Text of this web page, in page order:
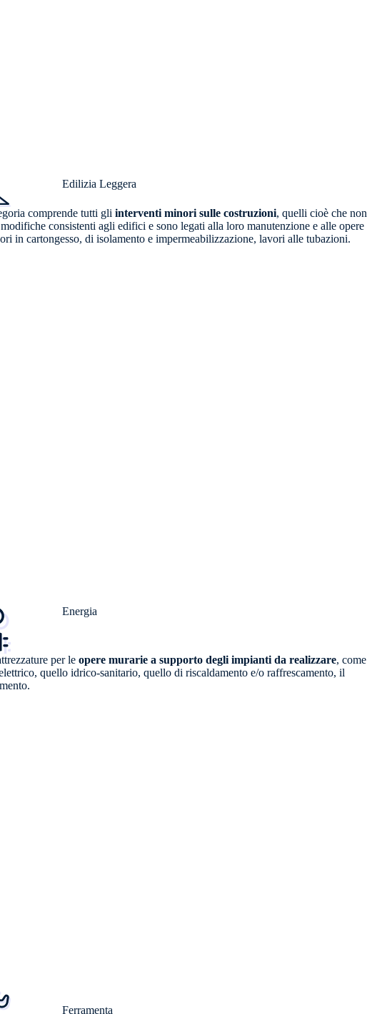
Edilizia Leggera
comprende tutti gliinterventi minori sulle costruzioni, quelli cioè che non
consistenti agli edifici e sono legati alla loro manutenzione e alle opere
in cartongesso, di isolamento e impermeabilizzazione, lavori alle tubazioni.
Energia
per le opere murarie a supporto degli impianti da realizzare, come
quello idrico-sanitario, quello di riscaldamento e/o raffrescamento, il
Ferramenta